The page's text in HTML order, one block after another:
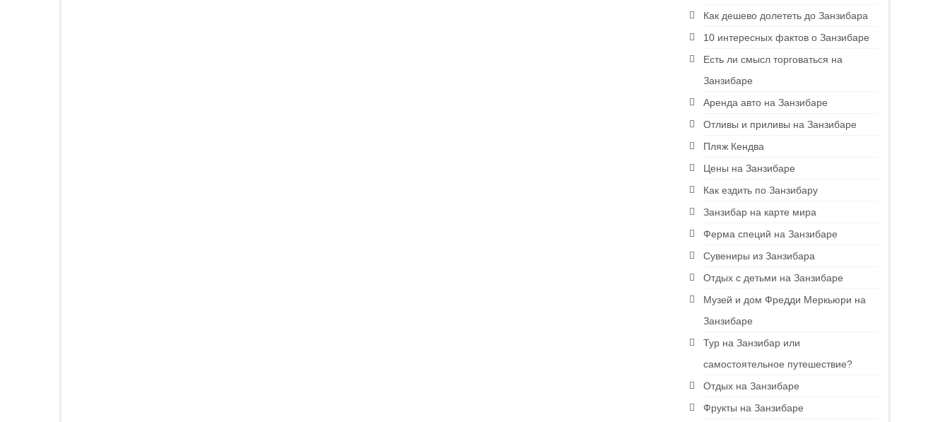
Как дешево долететь до Занзибара
10 интересных фактов о Занзибаре
Есть ли смысл торговаться на
Занзибаре
Аренда авто на Занзибаре
Отливы и приливы на Занзибаре
Пляж Кендва
Цены на Занзибаре
Как ездить по Занзибару
Занзибар на карте мира
Ферма специй на Занзибаре
Сувениры из Занзибара
Отдых с детьми на Занзибаре
Музей и дом Фредди Меркьюри на
Занзибаре
Тур на Занзибар или
самостоятельное путешествие?
Отдых на Занзибаре
Фрукты на Занзибаре